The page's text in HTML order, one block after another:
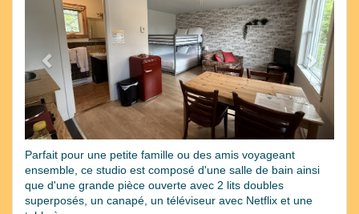
Parfait pour une petite famille ou des amis voyageant
ensemble, ce studio est composé d'une salle de bain ainsi
que d'une grande pièce ouverte avec 2 lits doubles
superposés, un canapé, un téléviseur avec Netflix et une